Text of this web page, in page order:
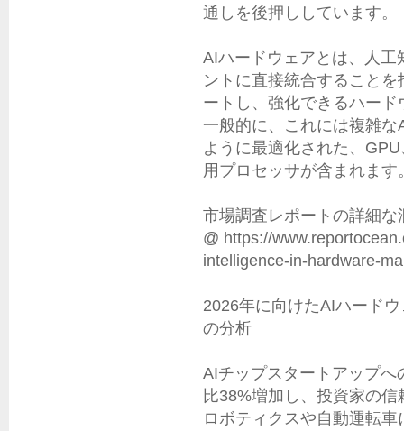
通しを後押ししています。
AIハードウェアとは、人
ントに直接統合すること
ートし、強化できるハー
一般的に、これには複雑
ように最適化された、
用プロセッサが含まれます
市場調査レポートの詳細
@ https://
intelligence-in-hardware-
2026年に向けたAIハード
の分析
AIチップスタートアップ
比38%増加し、投資家の
ロボティクスや自動運転